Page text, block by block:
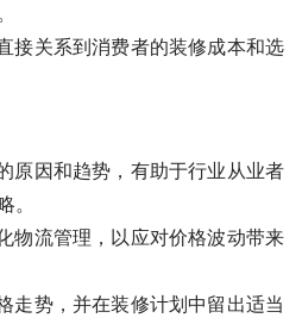
接关系到消费者的装修成本和选
原因和趋势，有助于行业从业者
。
物流管理，以应对价格波动带来
走势，并在装修计划中留出适当